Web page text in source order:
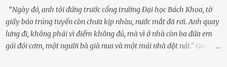
bánh rời khỏi bến...
“Ngày đó, anh tôi đứng trước cổng trường Đại học Bách Khoa, tờ
giấy báo trúng tuyển còn chưa kịp nhàu, nước mắt đã rơi. Anh quay
lưng đi, không phải vì điểm không đủ, mà vì ở nhà còn ba đứa em
gái đói cơm, một người bà già nua và một mái nhà dột nát.” Gia